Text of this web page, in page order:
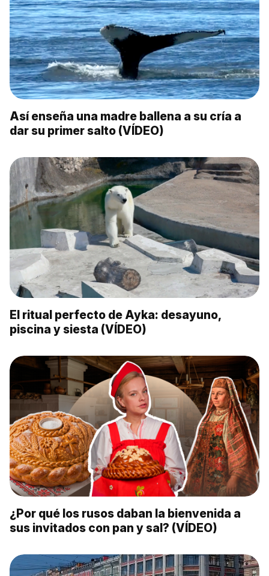
Así enseña una madre ballena a su cría a
dar su primer salto (VÍDEO)
El ritual perfecto de Ayka: desayuno,
piscina y siesta (VÍDEO)
¿Por qué los rusos daban la bienvenida a
sus invitados con pan y sal? (VÍDEO)